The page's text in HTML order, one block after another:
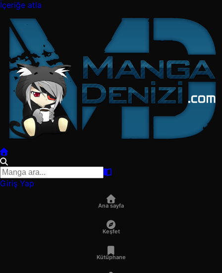
İçeriğe atla
Giriş Yap
Ana sayfa
Keşfet
Kütüphane